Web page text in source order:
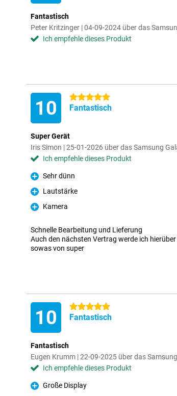
Fantastisch
Peter Kritzinger | 04-09-2024 über das
Ich empfehle dieses Produkt
10 5 Sterne
Fantastisch
Super Gerät
Iris Simon | 25-01-2026 über das Samsung
Ich empfehle dieses Produkt
Pro
Sehr dünn
Pro
Lautstärke
Pro
Kamera
Schnelle Bearbeitung und Lieferung
Auch den nächsten Vertrag werde ich
sowas von super
10 5 Sterne
Fantastisch
Fantastisch
Eugen Krumm | 22-09-2025 über das
Ich empfehle dieses Produkt
Pro
Große Display